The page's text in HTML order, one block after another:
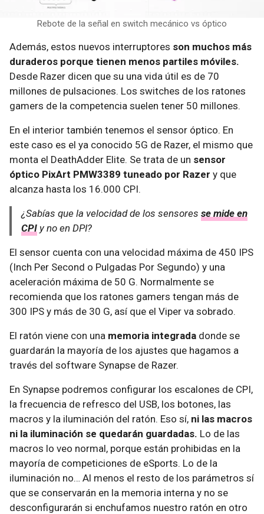
Rebote de la señal en switch mecánico vs óptico
Además, estos nuevos interruptores son muchos más
duraderos porque tienen menos partiles móviles.
Desde Razer dicen que su una vida útil es de 70
millones de pulsaciones. Los switches de los ratones
gamers de la competencia suelen tener 50 millones.
En el interior también tenemos el sensor óptico. En
este caso es el ya conocido 5G de Razer, el mismo que
monta el DeathAdder Elite. Se trata de un sensor
óptico PixArt PMW3389 tuneado por Razer y que
alcanza hasta los 16.000 CPI.
¿Sabías que la velocidad de los sensores se mide en
CPI y no en DPI?
El sensor cuenta con una velocidad máxima de 450 IPS
(Inch Per Second o Pulgadas Por Segundo) y una
aceleración máxima de 50 G. Normalmente se
recomienda que los ratones gamers tengan más de
300 IPS y más de 30 G, así que el Viper va sobrado.
El ratón viene con una memoria integrada donde se
guardarán la mayoría de los ajustes que hagamos a
través del software Synapse de Razer.
En Synapse podremos configurar los escalones de CPI,
la frecuencia de refresco del USB, los botones, las
macros y la iluminación del ratón. Eso sí, ni las macros
ni la iluminación se quedarán guardadas. Lo de las
macros lo veo normal, porque están prohibidas en la
mayoría de competiciones de eSports. Lo de la
iluminación no… Al menos el resto de los parámetros sí
que se conservarán en la memoria interna y no se
desconfigurarán si enchufamos nuestro ratón en otro